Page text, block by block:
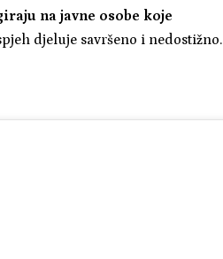
na javne osobe koje
djeluje savršeno i nedostižno.